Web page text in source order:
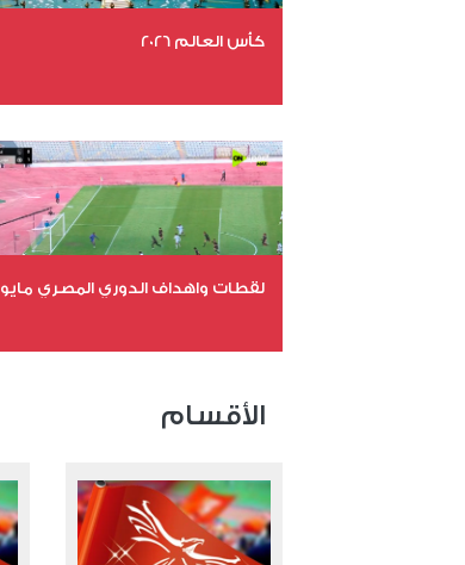
كأس العالم 2026
عدد المشاهدات 10833
لقطات واهداف الدوري المصري مايو 2026
الأقسام